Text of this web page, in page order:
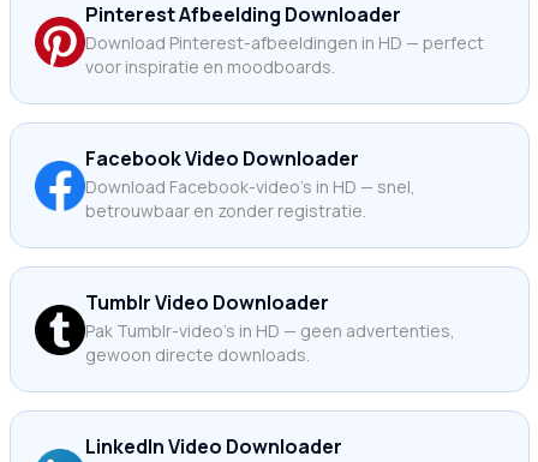
Pinterest Afbeelding Downloader
Download Pinterest-afbeeldingen in HD — perfect
voor inspiratie en moodboards.
Facebook Video Downloader
Download Facebook-video's in HD — snel,
betrouwbaar en zonder registratie.
Tumblr Video Downloader
Pak Tumblr-video's in HD — geen advertenties,
gewoon directe downloads.
LinkedIn Video Downloader